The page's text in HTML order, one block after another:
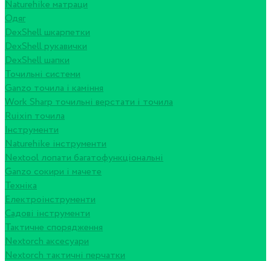
Naturehike матраци
Одяг
DexShell шкарпетки
DexShell рукавички
DexShell шапки
Точильні системи
Ganzo точила і каміння
Work Sharp точильні верстати і точила
Ruixin точила
Інструменти
Naturehike інструменти
Nextool лопати багатофункціональні
Ganzo сокири і мачете
Техніка
Електроінструменти
Садові інструменти
Тактичне спорядження
Nextorch аксесуари
Nextorch тактичні перчатки